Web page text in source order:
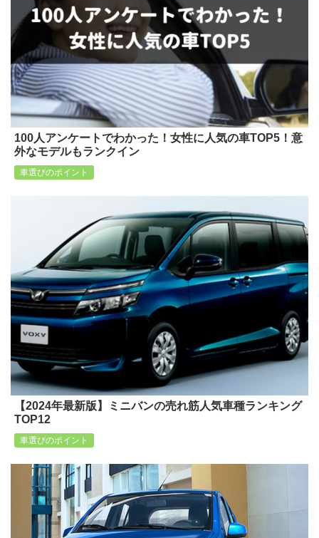
100人アンケートでわかった！女性に人気の車TOP5！意
外なモデルもランクイン
車選びのポイント
【2024年最新版】ミニバンの売れ筋人気車種ランキング
TOP12
車選びのポイント